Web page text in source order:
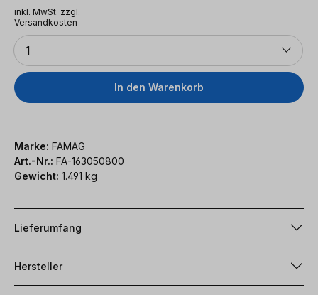
inkl. MwSt. zzgl.
Versandkosten
Anzahl
1
In den Warenkorb
Marke: FAMAG
Art.-Nr.: FA-163050800
Gewicht: 1.491 kg
Lieferumfang
Hersteller